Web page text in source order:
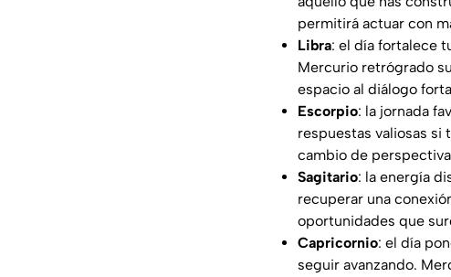
permitirá actuar con
Libra: el día fortalece
Mercurio retrógrado
espacio al diálogo
Escorpio: la jornada
respuestas valiosas si
cambio de
Sagitario: la energía
recuperar una
oportunidades que
Capricornio: el día
seguir avanzando.